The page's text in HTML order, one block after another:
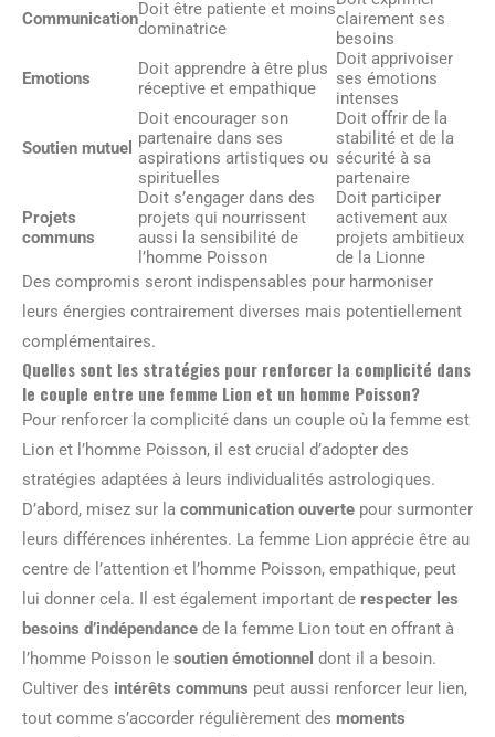
CommunicationDoit être patiente et moins
dominatrice
clairement ses
besoins
Emotions
Doit apprendre à être plus
réceptive et empathique
Doit apprivoiser
ses émotions
intenses
Soutien mutuel
Doit encourager son
partenaire dans ses
aspirations artistiques ou
spirituelles
Doit offrir de la
stabilité et de la
sécurité à sa
partenaire
Projets
communs
Doit s’engager dans des
projets qui nourrissent
aussi la sensibilité de
l’homme Poisson
Doit participer
activement aux
projets ambitieux
de la Lionne
Des compromis seront indispensables pour harmoniser
leurs énergies contrairement diverses mais potentiellement
complémentaires.
Quelles sont les stratégies pour renforcer la complicité dans
le couple entre une femme Lion et un homme Poisson?
Pour renforcer la complicité dans un couple où la femme est
Lion et l’homme Poisson, il est crucial d’adopter des
stratégies adaptées à leurs individualités astrologiques.
D’abord, misez sur la communication ouverte pour surmonter
leurs différences inhérentes. La femme Lion apprécie être au
centre de l’attention et l’homme Poisson, empathique, peut
lui donner cela. Il est également important de respecter les
besoins d’indépendance de la femme Lion tout en offrant à
l’homme Poisson le soutien émotionnel dont il a besoin.
Cultiver des intérêts communs peut aussi renforcer leur lien,
tout comme s’accorder régulièrement des moments